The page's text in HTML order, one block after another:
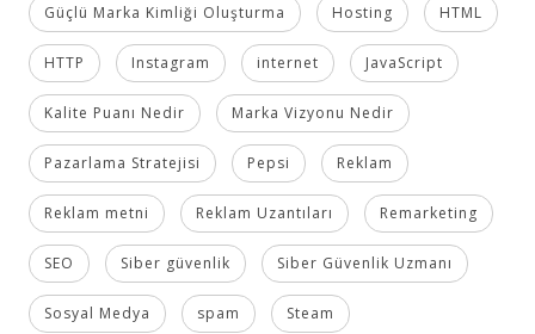
Güçlü Marka Kimliği Oluşturma Hosting HTML
HTTP Instagram internet JavaScript
Kalite Puanı Nedir Marka Vizyonu Nedir
Pazarlama Stratejisi Pepsi Reklam
Reklam metni Reklam Uzantıları Remarketing
SEO Siber güvenlik Siber Güvenlik Uzmanı
Sosyal Medya spam Steam